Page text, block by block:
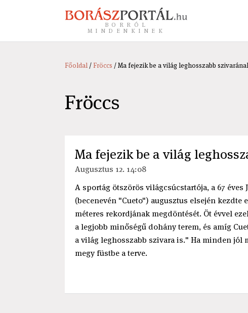
BORRÓL
MINDENKINEK
Főoldal/Fröccs / Ma fejezik be a világ leghosszabb
Fröccs
Ma fejezik be a világ
Augusztus 12. 14:08
A sportág ötszörös világcsúcstartója, a 67 éves
(becenevén "Cueto") augusztus elsején kezdte
méteres rekordjának megdöntését. Öt évvel
a legjobb minőségű dohány terem, és amíg
a világ leghosszabb szivara is." Ha minden jól
megy füstbe a terve.